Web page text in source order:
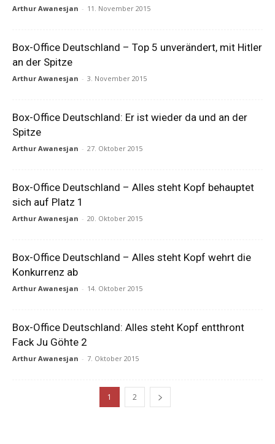
Arthur Awanesjan - 11. November 2015
Box-Office Deutschland – Top 5 unverändert, mit Hitler
an der Spitze
Arthur Awanesjan - 3. November 2015
Box-Office Deutschland: Er ist wieder da und an der
Spitze
Arthur Awanesjan - 27. Oktober 2015
Box-Office Deutschland – Alles steht Kopf behauptet
sich auf Platz 1
Arthur Awanesjan - 20. Oktober 2015
Box-Office Deutschland – Alles steht Kopf wehrt die
Konkurrenz ab
Arthur Awanesjan - 14. Oktober 2015
Box-Office Deutschland: Alles steht Kopf entthront
Fack Ju Göhte 2
Arthur Awanesjan - 7. Oktober 2015
1 2